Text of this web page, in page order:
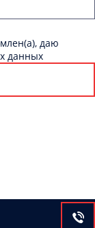
даю
данных